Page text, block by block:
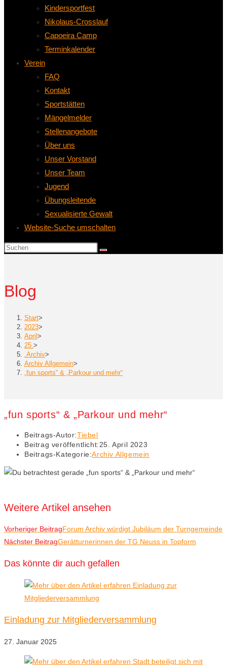
Kindersportfest
Nikolaus-Crosslauf
Capoeira Camp
Terminkalender
Verein
FAQ
Kontakt
Sportstätten
Mängelmelder
Stellenangebote
Über uns
Unser Vorstand
Unser Team
Jugend
Übungsleitende
Sexualisierte Gewalt
Website-Suche umschalten
Blog
Start>
2023>
April >
25. >
.Archiv>
Archiv Allgemein>
„fun sports“ & „Parkour und mehr“
„fun sports“ & „Parkour und mehr“
Beitrags-Autor:Tiebel
Beitrag veröffentlicht:25. April 2023
Beitrags-Kategorie:Archiv Allgemein
Weitere Artikel ansehen
Vorheriger BeitragForum Archiv würdigt Jubiläum der Turngemeinde
Nächster BeitragGerätturnerinnen der TG Neuss in Topform
Das könnte dir auch gefallen
Einladung zur Mitgliederversammlung
27. Januar 2025